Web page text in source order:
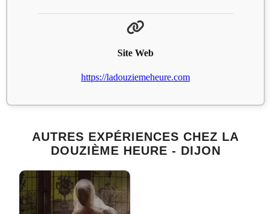
Site Web
https://ladouziemeheure.com
AUTRES EXPÉRIENCES CHEZ LA
DOUZIÈME HEURE - DIJON